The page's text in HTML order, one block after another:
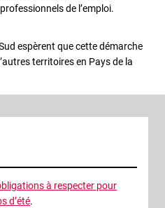
de l’emploi.
espèrent que cette démarche
territoires en Pays de la
à respecter pour
d’été.